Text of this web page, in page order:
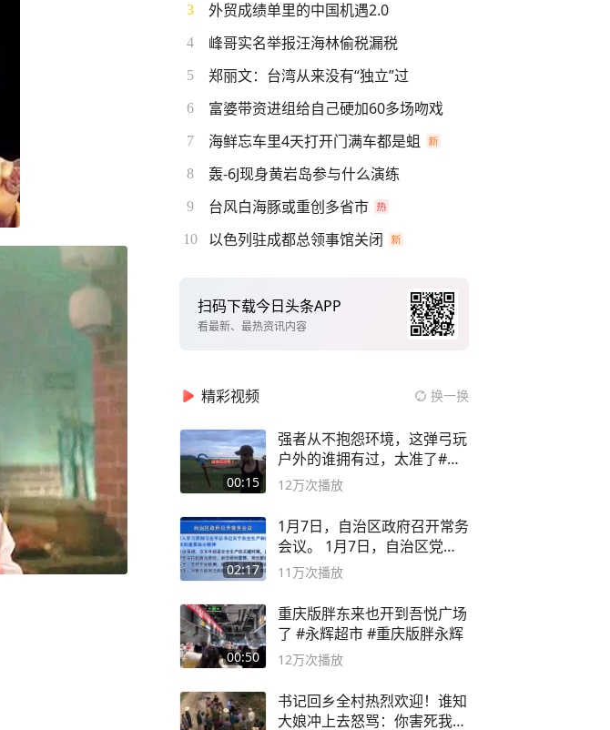
3 外贸成绩单里的中国机遇2.0
4 峰哥实名举报汪海林偷税漏税
5 郑丽文：台湾从来没有“独立”过
6 富婆带资进组给自己硬加60多场吻戏
7 海鲜忘车里4天打开门满车都是蛆
8 轰-6J现身黄岩岛参与什么演练
9 台风白海豚或重创多省市
10 以色列驻成都总领事馆关闭
扫码下载今日头条APP
看最新、最热资讯内容
精彩视频 换一换
00:15
强者从不抱怨环境，这弹弓玩
户外的谁拥有过，太准了#弹
弓#户外
12万次播放
02:17
1月7日，自治区政府召开常务
会议。 1月7日，自治区党委
副书记
11万次播放
00:50
重庆版胖东来也开到吾悦广场
了 #永辉超市 #重庆版胖永辉
12万次播放
书记回乡全村热烈欢迎！谁知
大娘冲上去怒骂：你害死我儿